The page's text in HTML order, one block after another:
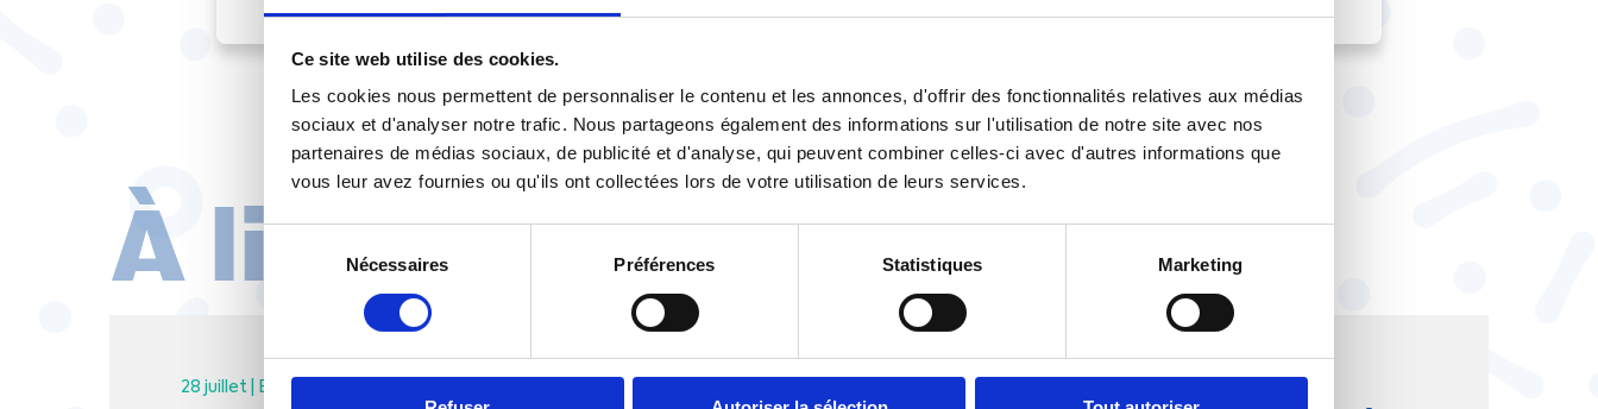
Ce site web utilise des cookies.
Les cookies nous permettent de personnaliser le contenu et les annonces, d'offrir des fonctionnalités relatives aux médias
sociaux et d'analyser notre trafic. Nous partageons également des informations sur l'utilisation de notre site avec nos
partenaires de médias sociaux, de publicité et d'analyse, qui peuvent combiner celles-ci avec d'autres informations que
vous leur avez fournies ou qu'ils ont collectées lors de votre utilisation de leurs services.
Sélection
consentement
Nécessaires Préférences Statistiques Marketing
À lire aussi
28 juillet | Espace presse